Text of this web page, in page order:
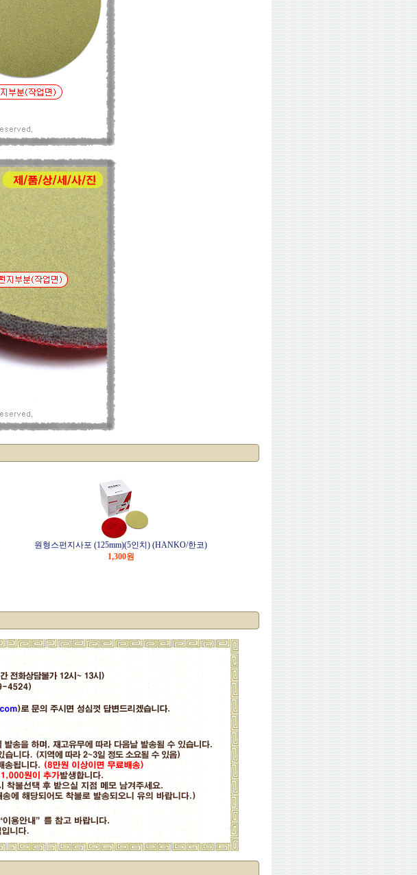
원형스펀지사포 (125mm)(5인치) (HANKO/한코)
1,300원